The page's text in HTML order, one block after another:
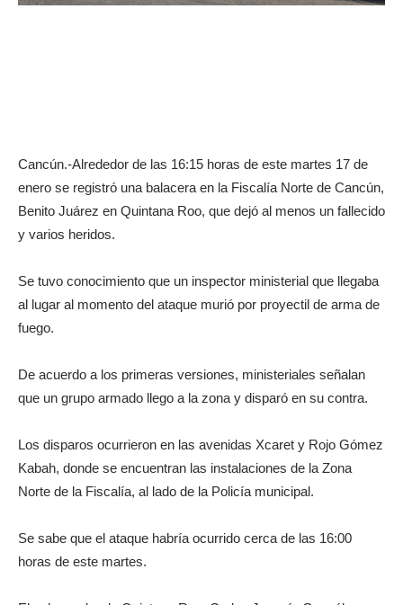
Cancún.-Alrededor de las 16:15 horas de este martes 17 de
enero se registró una balacera en la Fiscalía Norte de Cancún,
Benito Juárez en Quintana Roo, que dejó al menos un fallecido
y varios heridos.
Se tuvo conocimiento que un inspector ministerial que llegaba
al lugar al momento del ataque murió por proyectil de arma de
fuego.
De acuerdo a los primeras versiones, ministeriales señalan
que un grupo armado llego a la zona y disparó en su contra.
Los disparos ocurrieron en las avenidas Xcaret y Rojo Gómez
Kabah, donde se encuentran las instalaciones de la Zona
Norte de la Fiscalía, al lado de la Policía municipal.
Se sabe que el ataque habría ocurrido cerca de las 16:00
horas de este martes.